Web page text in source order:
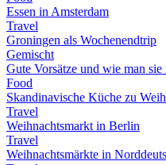
Essen in Amsterdam
Travel
Groningen als Wochenendtrip
Gemischt
Gute Vorsätze und wie man
Food
Skandinavische Küche zu
Travel
Weihnachtsmarkt in Berlin
Travel
Weihnachtsmärkte in